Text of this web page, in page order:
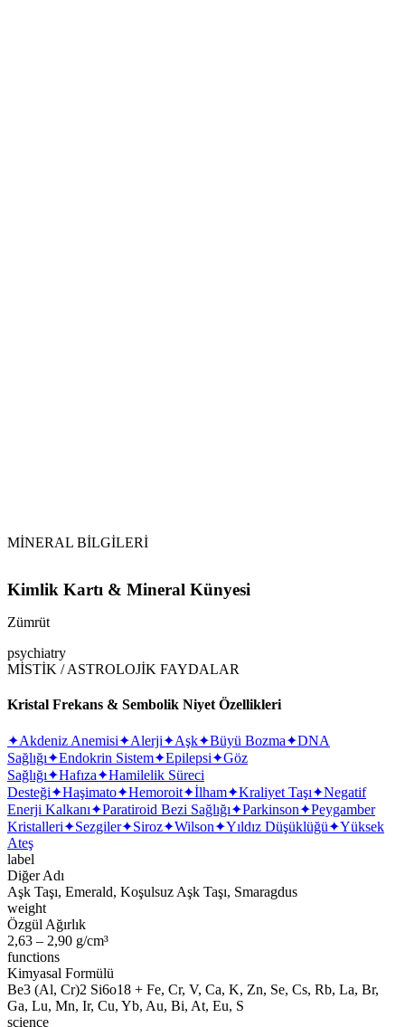
MİNERAL BİLGİLERİ
Kimlik Kartı & Mineral Künyesi
Zümrüt
psychiatry
MİSTİK / ASTROLOJİK FAYDALAR
Kristal Frekans & Sembolik Niyet Özellikleri
✦Akdeniz Anemisi✦Alerji✦Aşk✦Büyü Bozma✦DNA
Sağlığı✦Endokrin Sistem✦Epilepsi✦Göz
Sağlığı✦Hafıza✦Hamilelik Süreci
Desteği✦Haşimato✦Hemoroit✦İlham✦Kraliyet Taşı✦Negatif
Enerji Kalkanı✦Paratiroid Bezi Sağlığı✦Parkinson✦Peygamber
Kristalleri✦Sezgiler✦Siroz✦Wilson✦Yıldız Düşüklüğü✦Yüksek
Ateş
label
Diğer Adı
Aşk Taşı, Emerald, Koşulsuz Aşk Taşı, Smaragdus
weight
Özgül Ağırlık
2,63 – 2,90 g/cm³
functions
Kimyasal Formülü
Be3 (Al, Cr)2 Si6o18 + Fe, Cr, V, Ca, K, Zn, Se, Cs, Rb, La, Br,
Ga, Lu, Mn, Ir, Cu, Yb, Au, Bi, At, Eu, S
science